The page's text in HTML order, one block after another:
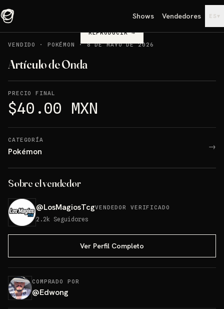
Shows Vendedores ES ▾
REPRODUCIR→
VENDIDO
· POKÉMON ·8 DE MAYO DE 2026
Artículo de Onda
PRECIO FINAL
$40.00 MXN
CATEGORÍA
Pokémon →
Sobre el vendedor
@LosMagiosTcgVENDEDOR VERIFICADO
2.2k Seguidores
Ver Perfil Completo
COMPRADO POR
@Edwong